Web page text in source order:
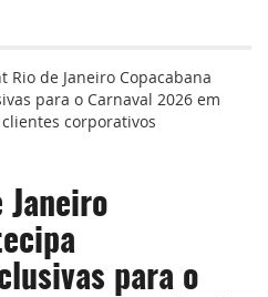
Rio de Janeiro Copacabana
para o Carnaval 2026 em
corporativos
Janeiro
para o